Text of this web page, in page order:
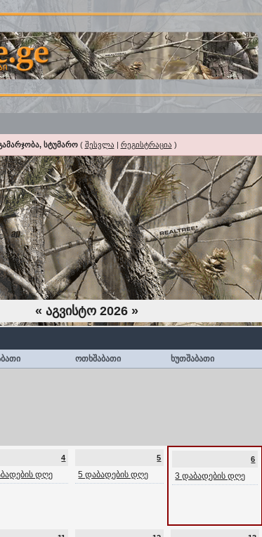
სტუმარო( შესვლა | რეგისტრაცია )
« აგვისტო 2026 »
ოთხშაბათი ხუთშაბათი
4
დღე
5
5 დაბადების დღე
6
3 დაბადების დღე